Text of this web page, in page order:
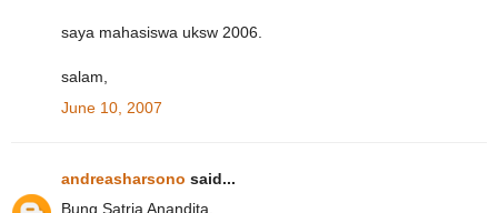
saya mahasiswa uksw 2006.
salam,
June 10, 2007
andreasharsono said...
Bung Satria Anandita,